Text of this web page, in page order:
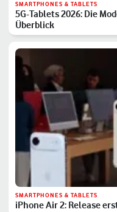
SMARTPHONES & TABLETS
5G-Tablets 2026: Die
Überblick
SMARTPHONES & TABLETS
iPhone Air 2: Release